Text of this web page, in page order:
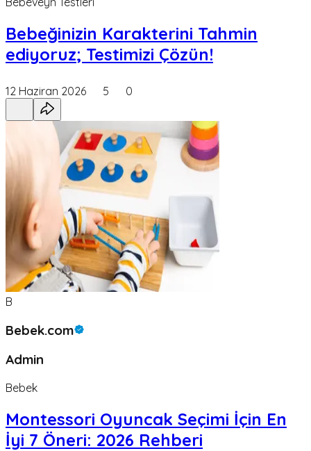
Bebeğinizin Karakterini Tahmin
ediyoruz; Testimizi Çözün!
12 Haziran 2026 5 0
B
Bebek.com
Admin
Bebek
Montessori Oyuncak Seçimi İçin En
İyi 7 Öneri: 2026 Rehberi